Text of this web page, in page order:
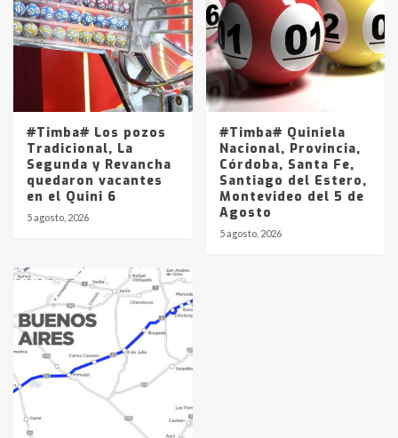
#Timba# Los pozos
Tradicional, La
Segunda y Revancha
quedaron vacantes
en el Quini 6
5 agosto, 2026
#Timba# Quiniela
Nacional, Provincia,
Córdoba, Santa Fe,
Santiago del Estero,
Montevideo del 5 de
Agosto
5 agosto, 2026